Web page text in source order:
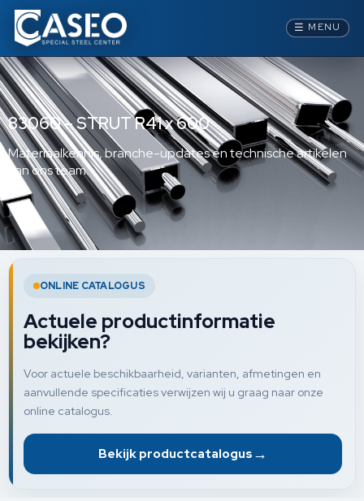
☰ MENU
83060 – STRUT R41 x 600
Materiaalkennis, branche-updates en technische artikelen
van ons team.
ONLINE CATALOGUS
Actuele productinformatie
bekijken?
Voor actuele beschikbaarheid, varianten, afmetingen en
aanvullende specificaties verwijzen wij u graag naar onze
online catalogus.
Bekijk productcatalogus →